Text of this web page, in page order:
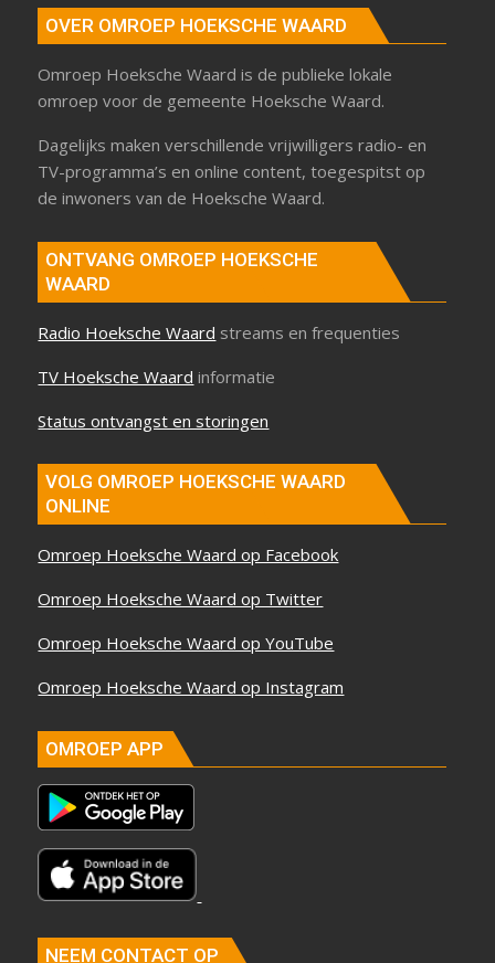
OVER OMROEP HOEKSCHE WAARD
Omroep Hoeksche Waard is de publieke lokale
omroep voor de gemeente Hoeksche Waard.
Dagelijks maken verschillende vrijwilligers radio- en
TV-programma’s en online content, toegespitst op
de inwoners van de Hoeksche Waard.
ONTVANG OMROEP HOEKSCHE
WAARD
Radio Hoeksche Waard streams en frequenties
TV Hoeksche Waard informatie
Status ontvangst en storingen
VOLG OMROEP HOEKSCHE WAARD
ONLINE
Omroep Hoeksche Waard op Facebook
Omroep Hoeksche Waard op Twitter
Omroep Hoeksche Waard op YouTube
Omroep Hoeksche Waard op Instagram
OMROEP APP
NEEM CONTACT OP